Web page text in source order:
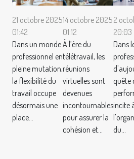
21 octobre 2025
01:42
Dans un monde
professionnel en
pleine mutation,
la flexibilité du
travail occupe
désormais une
place...
14 octobre 2025
01:12
À l’ère du
télétravail, les
réunions
virtuelles sont
devenues
incontournables
pour assurer la
cohésion et...
2
20:03
Dans
quête
incite
du...